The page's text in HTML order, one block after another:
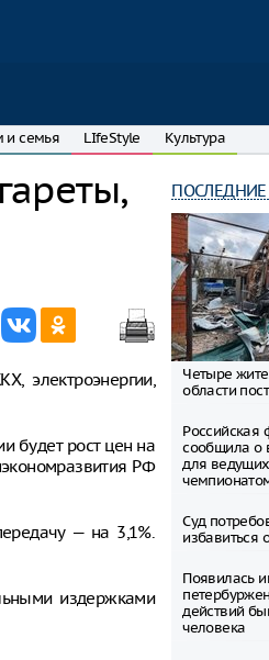
и семья LIfeStyle Культура
электроэнергии,
будет рост цен на
РФ
— на 3,1%.
издержками
Четыре
области
Российская
сообщила о
для
Суд
избавиться
Появилась
действий
человека